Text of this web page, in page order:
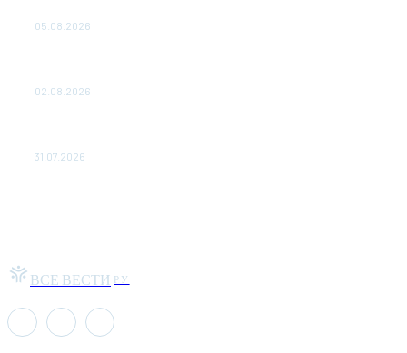
05.08.2026
02.08.2026
31.07.2026
ВСЕ ВЕСТИ РУ